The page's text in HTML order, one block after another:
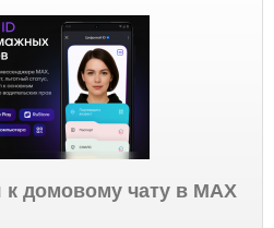
к домовому чату в МАХ